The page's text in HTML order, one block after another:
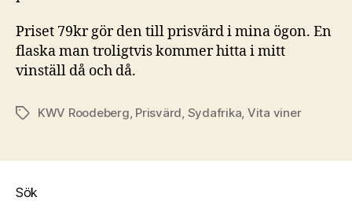
Priset 79kr gör den till prisvärd i mina ögon. En
flaska man troligtvis kommer hitta i mitt
vinställ då och då.
EtiketterKWV Roodeberg, Prisvärd, Sydafrika, Vita viner
Sök